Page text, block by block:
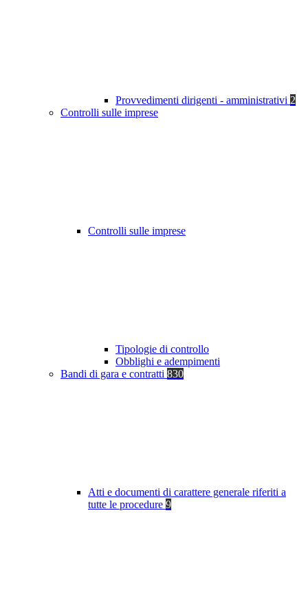
Provvedimenti dirigenti - amministrativi 2
Controlli sulle imprese
Controlli sulle imprese
Tipologie di controllo
Obblighi e adempimenti
Bandi di gara e contratti 830
Atti e documenti di carattere generale riferiti a
tutte le procedure 9